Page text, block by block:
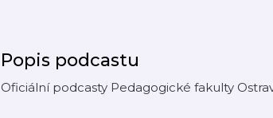
Popis podcastu
Oficiální podcasty Pedagogické fakulty